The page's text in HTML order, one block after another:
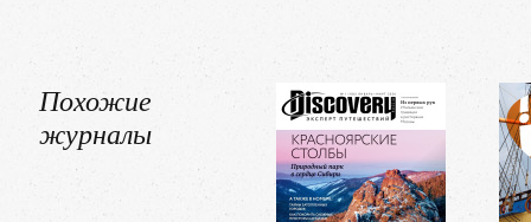
Похожие
журналы